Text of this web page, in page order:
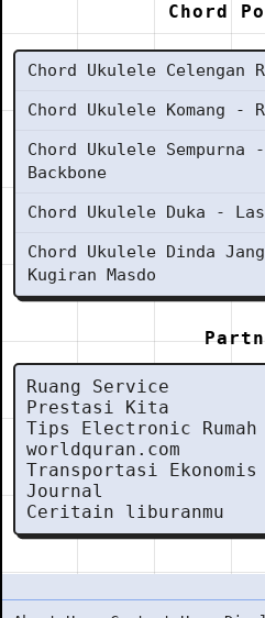
Chord
Chord Ukulele Celengan
Chord Ukulele Komang -
Chord Ukulele Sempurna
Backbone
Chord Ukulele Duka -
Chord Ukulele Dinda
Kugiran Masdo
Ruang Service
Prestasi Kita
Tips Electronic Rumah
worldquran.com
Transportasi Ekonomis
Journal
Ceritain liburanmu